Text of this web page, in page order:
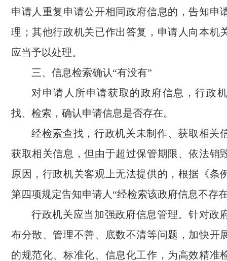
申请人重复申请公开相同政府信息的，告知申
理；其他行政机关已作出答复，申请人向本机
应当予以处理。
三、信息检索确认“有没有”
对申请人所申请获取的政府信息，行政
找、检索，确认申请信息是否存在。
经检索查找，行政机关未制作、获取相关
获取相关信息，但由于超过保管期限、依法销
原因，行政机关客观上无法提供的，根据《条
第四项规定告知申请人“经检索该政府信息不存
行政机关应当加强政府信息管理。针对政
布分散、管理不善、底数不清等问题，加快开
的规范化、标准化、信息化工作，为高效精准